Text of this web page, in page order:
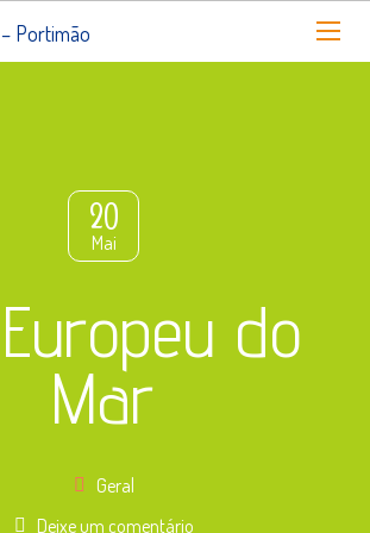
20
Mai
do
Mar
Geral
Deixe um comentário